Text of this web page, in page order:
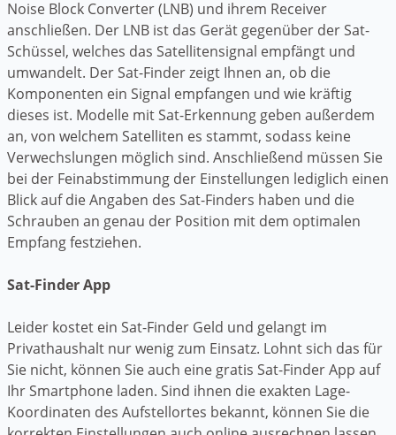
Noise Block Converter (LNB) und ihrem Receiver
anschließen. Der LNB ist das Gerät gegenüber der Sat-
Schüssel, welches das Satellitensignal empfängt und
umwandelt. Der Sat-Finder zeigt Ihnen an, ob die
Komponenten ein Signal empfangen und wie kräftig
dieses ist. Modelle mit Sat-Erkennung geben außerdem
an, von welchem Satelliten es stammt, sodass keine
Verwechslungen möglich sind. Anschließend müssen Sie
bei der Feinabstimmung der Einstellungen lediglich einen
Blick auf die Angaben des Sat-Finders haben und die
Schrauben an genau der Position mit dem optimalen
Empfang festziehen.
Sat-Finder App
Leider kostet ein Sat-Finder Geld und gelangt im
Privathaushalt nur wenig zum Einsatz. Lohnt sich das für
Sie nicht, können Sie auch eine gratis Sat-Finder App auf
Ihr Smartphone laden. Sind ihnen die exakten Lage-
Koordinaten des Aufstellortes bekannt, können Sie die